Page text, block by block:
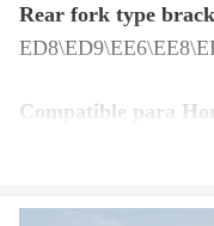
Rear fork type
Compatible para
Rear fork type